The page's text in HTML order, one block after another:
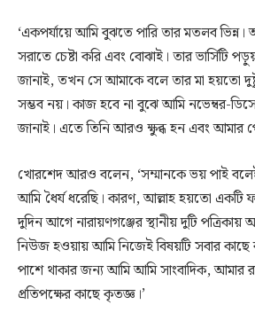
‘একপর্যায়ে আমি বুঝতে পারি তার মতলব
সরাতে চেষ্টা করি এবং বোঝাই। তার ভার্সিটি
জানাই, তখন সে আমাকে বলে তার মা হয়তো
সম্ভব নয়। কাজ হবে না বুঝে আমি নভেম্বর-
জানাই। এতে তিনি আরও ক্ষুব্ধ হন এবং আমার
খোরশেদ আরও বলেন, ‘সম্মানকে ভয় পাই
আমি ধৈর্য ধরেছি। কারণ, আল্লাহ হয়তো একটি
দুদিন আগে নারায়ণগঞ্জের স্থানীয় দুটি
নিউজ হওয়ায় আমি নিজেই বিষয়টি সবার
পাশে থাকার জন্য আমি আমি সাংবাদিক, আমার
প্রতিপক্ষের কাছে কৃতজ্ঞ।’